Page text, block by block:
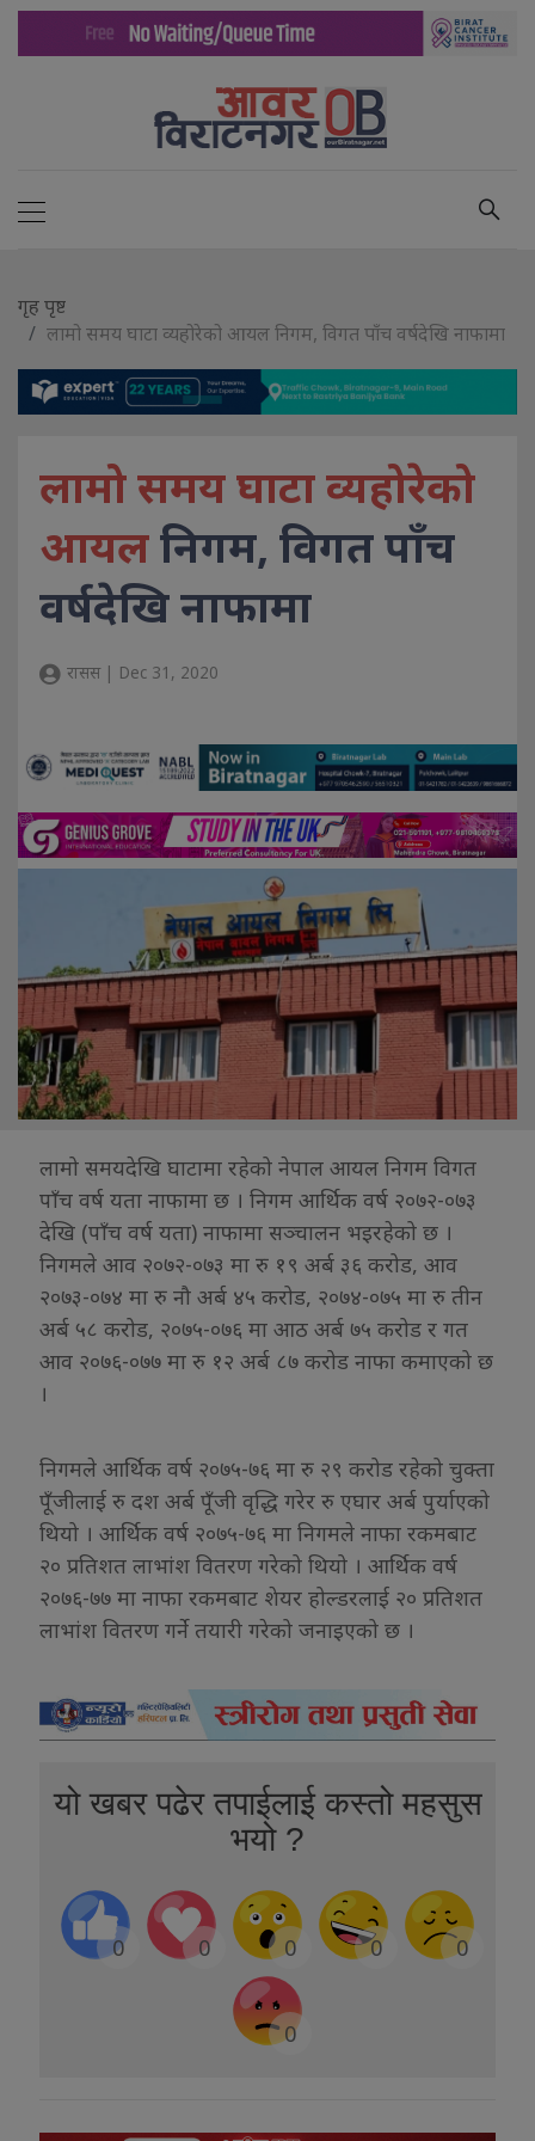
गृह पृष्ट
लामो समय घाटा व्यहोरेको आयल निगम, विगत पाँच वर्षदेखि नाफामा
लामो समय घाटा व्यहोरेको
आयलनिगम, विगत पाँच
वर्षदेखि नाफामा
रासस | Dec 31, 2020
लामो समयदेखि घाटामा रहेको नेपाल आयल निगम विगत
पाँच वर्ष यता नाफामा छ । निगम आर्थिक वर्ष २०७२-०७३
देखि (पाँच वर्ष यता) नाफामा सञ्चालन भइरहेको छ ।
निगमले आव २०७२-०७३ मा रु १९ अर्ब ३६ करोड, आव
२०७३-०७४ मा रु नौ अर्ब ४५ करोड, २०७४-०७५ मा रु तीन
अर्ब ५८ करोड, २०७५-०७६ मा आठ अर्ब ७५ करोड र गत
आव २०७६-०७७ मा रु १२ अर्ब ८७ करोड नाफा कमाएको छ
।
निगमले आर्थिक वर्ष २०७५-७६ मा रु २९ करोड रहेको चुक्ता
पूँजीलाई रु दश अर्ब पूँजी वृद्धि गरेर रु एघार अर्ब पुर्याएको
थियो । आर्थिक वर्ष २०७५-७६ मा निगमले नाफा रकमबाट
२० प्रतिशत लाभांश वितरण गरेको थियो । आर्थिक वर्ष
२०७६-७७ मा नाफा रकमबाट शेयर होल्डरलाई २० प्रतिशत
लाभांश वितरण गर्ने तयारी गरेको जनाइएको छ ।
यो खबर पढेर तपाईलाई कस्तो महसुस
भयो ?
0 0 0 0 0
0